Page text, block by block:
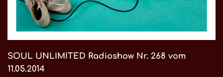
SOUL UNLIMITED Radioshow Nr. 268 vom
11.05.2014